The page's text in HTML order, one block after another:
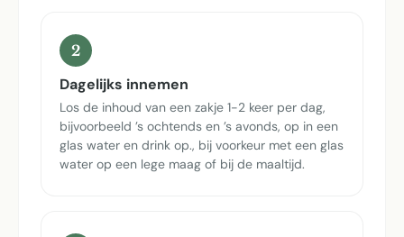
2
Dagelijks innemen
Los de inhoud van een zakje 1-2 keer per dag,
bijvoorbeeld ’s ochtends en ’s avonds, op in een
glas water en drink op., bij voorkeur met een glas
water op een lege maag of bij de maaltijd.